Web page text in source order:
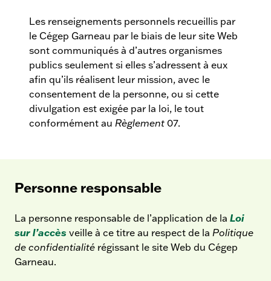
Les renseignements personnels recueillis par
le Cégep Garneau par le biais de leur site Web
sont communiqués à d’autres organismes
publics seulement si elles s’adressent à eux
afin qu’ils réalisent leur mission, avec le
consentement de la personne, ou si cette
divulgation est exigée par la loi, le tout
conformément au Règlement 07.
Personne responsable
La personne responsable de l’application de la Loi
sur l’accès veille à ce titre au respect de la Politique
de confidentialité régissant le site Web du Cégep
Garneau.